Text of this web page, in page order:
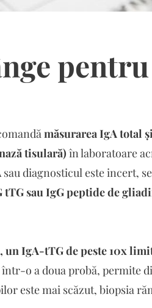
pentru
măsurarea IgA total
tisulară)în laboratoare
diagnosticul este incert,
tTG sau IgG peptide de
un IgA-tTG de peste 10x
o a doua probă, permite
este mai scăzut, biopsia